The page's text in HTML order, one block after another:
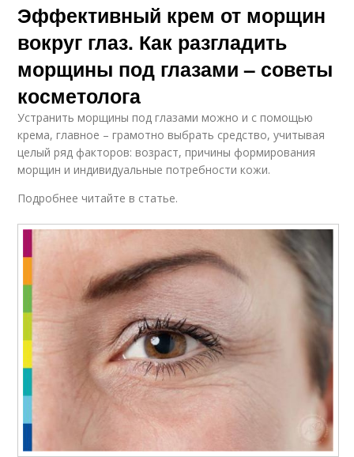
Эффективный крем от морщин
вокруг глаз. Как разгладить
морщины под глазами – советы
косметолога
Устранить морщины под глазами можно и с помощью
крема, главное – грамотно выбрать средство, учитывая
целый ряд факторов: возраст, причины формирования
морщин и индивидуальные потребности кожи.
Подробнее читайте в статье.